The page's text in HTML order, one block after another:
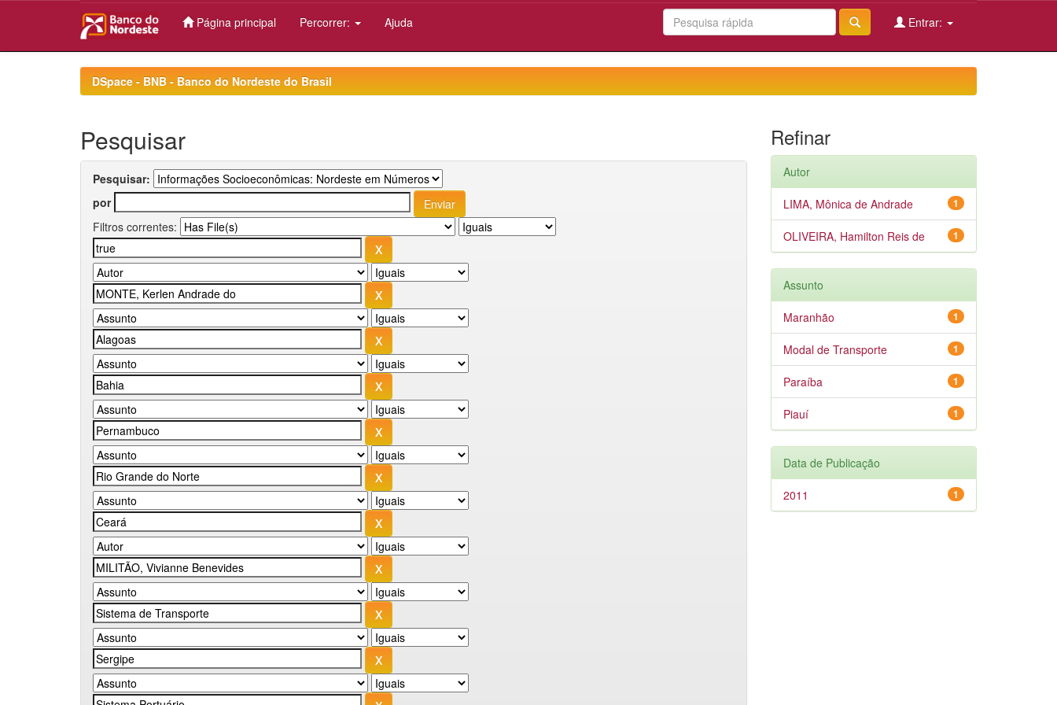
Página principal Percorrer: Ajuda Entrar:
DSpace - BNB - Banco do Nordeste do Brasil
Pesquisar
Pesquisar:
por
Filtros correntes:
Refinar
Autor
1
LIMA, Mônica de Andrade
1
OLIVEIRA, Hamilton Reis de
Assunto
1
Maranhão
1
Modal de Transporte
1
Paraíba
1
Piauí
Data de Publicação
1
2011